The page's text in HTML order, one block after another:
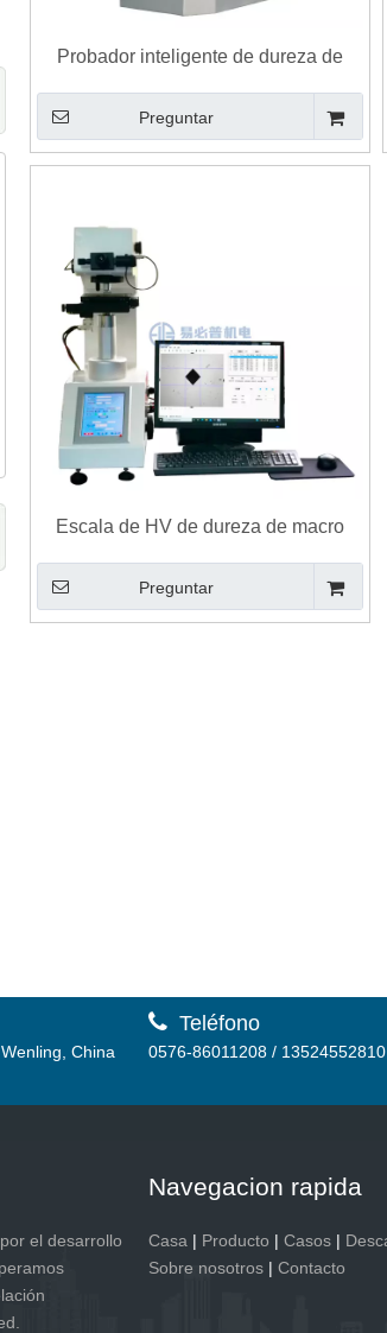
metalográfico vertical E-
40M
Máquina de
Rockwell para
Probador inteligente de dureza de
macro Vickers
Preguntar
Escala de HV de dureza de macro
Vickers automático computarizado
Preguntar
China
 Teléfono
0576-86011208 / 13524552810
el desarrollo
Navegacion rapida
Casa | Producto | Casos |
Sobre nosotros | Contacto